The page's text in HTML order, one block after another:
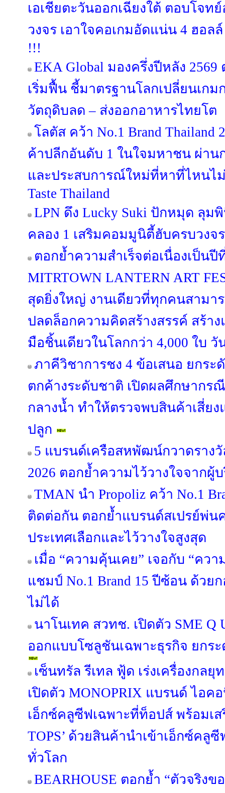
เอเชียตะวันออกเฉียงใต้ ตอบโจท
วงจร เอาใจคอเกมอัดแน่น 4 ฮอ
!!!
EKA Global มองครึ่งปีหลัง
เริ่มฟื้น ชี้มาตรฐานโลกเปลี่ยนเก
วัตถุดิบลด – ส่งออกอาหารไทยโต
โลตัส คว้า No.1 Brand
ค้าปลีกอันดับ 1 ในใจมหาชน ผ่าน
และประสบการณ์ใหม่ที่หาที่ไหนไม่
Taste Thailand
LPN ดึง Lucky Suki ปักหมุด ลุม
คลอง 1 เสริมคอมมูนิตี้ฮับครบวงจร
ตอกย้ำความสำเร็จต่อเนื่องเป็นปี
MITRTOWN LANTERN ART
สุดยิ่งใหญ่ งานเดียวที่ทุกคนสามา
ปลดล็อกความคิดสร้างสรรค์ สร้า
มือชิ้นเดียวในโลกกว่า 4,000 ใบ
ภาคีวิชาการชง 4 ข้อเสนอ ยกระ
ตกค้างระดับชาติ เปิดผลศึกษากร
กลางน้ำ ทำให้ตรวจพบสินค้าเสี่ย
ปลูก
5 แบรนด์เครือสหพัฒน์กวาดรางวั
2026 ตอกย้ำความไว้วางใจจากผู้
TMAN นำ Propoliz คว้า No.1
ติดต่อกัน ตอกย้ำแบรนด์สเปรย์พ่
ประเทศเลือกและไว้วางใจสูงสุด
เมื่อ “ความคุ้นเคย” เจอกับ “คว
แชมป์ No.1 Brand 15 ปีซ้อน ด้วย
ไม่ได้
นาโนเทค สวทช. เปิดตัว SME Q
ออกแบบโซลูชันเฉพาะธุรกิจ ยกร
เซ็นทรัล รีเทล ฟู้ด เร่งเครื่องกลยุ
เปิดตัว MONOPRIX แบรนด์ ไอค
เอ็กซ์คลูซีฟเฉพาะที่ท็อปส์ พร้อมเส
TOPS’ ด้วยสินค้านำเข้าเอ็กซ์คลู
ทั่วโลก
BEARHOUSE ตอกย้ำ “ตัวจริง